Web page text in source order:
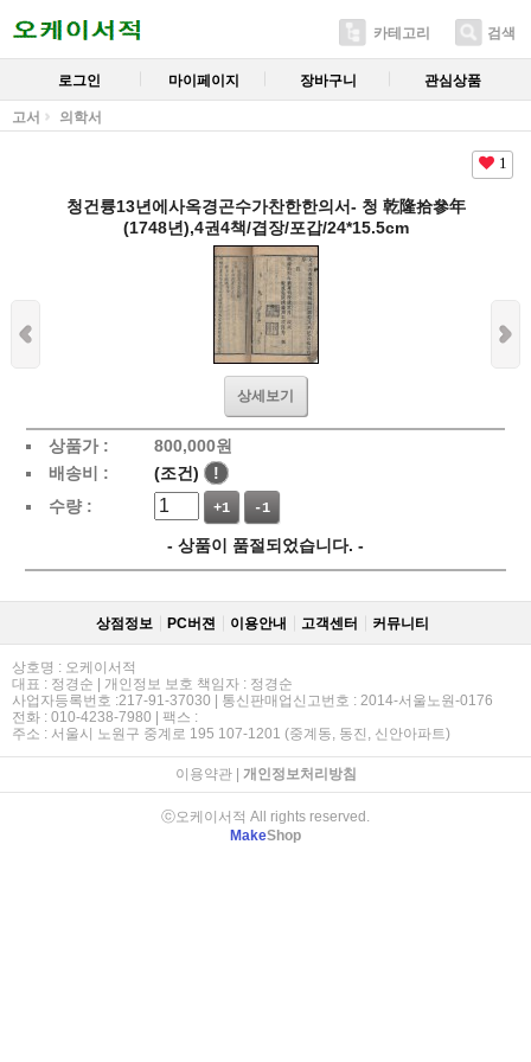
카테고리 검색
로그인 마이페이지 장바구니 관심상품
고서 의학서
1
청건륭13년에사옥경곤수가찬한한의서- 청 乾隆拾參年
(1748년),4권4책/겹장/포갑/24*15.5cm
상세보기
상품가 : 800,000원
배송비 :
(조건)
!
수량 :
+1 -1
- 상품이 품절되었습니다. -
상점정보 PC버젼 이용안내 고객센터 커뮤니티
상호명 : 오케이서적
대표 : 정경순 | 개인정보 보호 책임자 : 정경순
사업자등록번호 :217-91-37030 | 통신판매업신고번호 : 2014-서울노원-0176
전화 : 010-4238-7980 | 팩스 :
주소 : 서울시 노원구 중계로 195 107-1201 (중계동, 동진, 신안아파트)
이용약관| 개인정보처리방침
ⓒ오케이서적 All rights reserved.
MakeShop